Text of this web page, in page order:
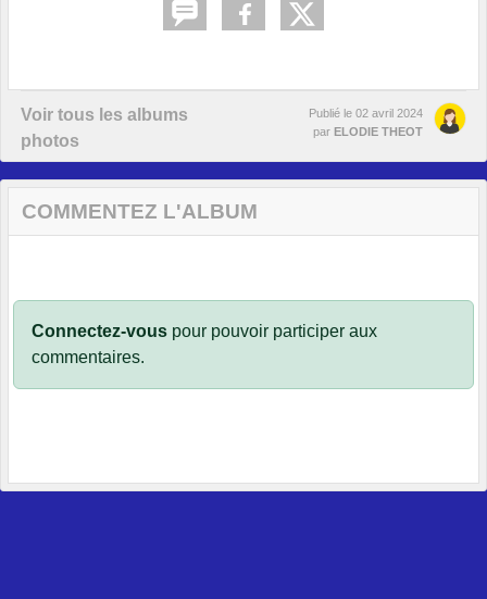
Voir tous les albums
photos
Publié le 02 avril 2024
par ELODIE THEOT
COMMENTEZ L'ALBUM
Connectez-vous pour pouvoir participer aux
commentaires.